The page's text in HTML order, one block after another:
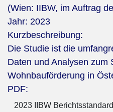
(Wien: IIBW, im Auftrag
Jahr: 2023
Kurzbeschreibung:
Die Studie ist die
Daten und Analysen zum
Wohnbauförderung in
PDF:
2023 IIBW